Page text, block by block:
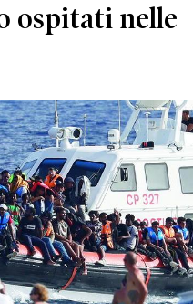
ospitati nelle